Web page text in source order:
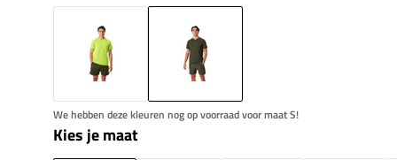
We hebben deze kleuren nog op voorraad voor maat S!
Kies je maat